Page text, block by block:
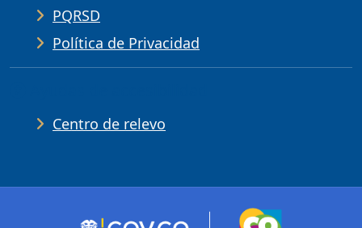
PQRSD
Política de Privacidad
Centro de relevo